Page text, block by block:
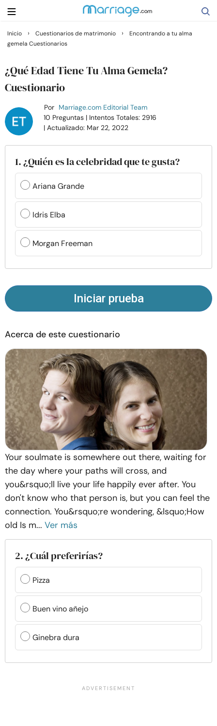
Buscar
Casarse
Relaciones
Familia
Ayuda
Cursos
Recursos
Comunidad
Idioma
Sobre nosotros Contáctanos Escríbenos
Publicidad con
nosotros
© Copyright 2026. Todos los derechos reservados.
Inicio › Cuestionarios de matrimonio ›
Encontrando a tu alma
gemela Cuestionarios
¿Qué Edad Tiene Tu Alma Gemela?
Cuestionario
Por Marriage.com Editorial Team
10 Preguntas | Intentos Totales: 2916
| Actualizado: Mar 22, 2022
1. ¿Quién es la celebridad que te gusta?
Ariana Grande
Idris Elba
Morgan Freeman
Iniciar prueba
Acerca de este cuestionario
Your soulmate is somewhere out there, waiting for
the day where your paths will cross, and
you&rsquo;ll live your life happily ever after. You
don't know who that person is, but you can feel the
connection. You&rsquo;re wondering, &lsquo;How
old Is m... Ver más
2. ¿Cuál preferirías?
Pizza
Buen vino añejo
Ginebra dura